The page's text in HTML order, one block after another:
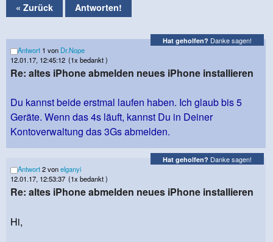
« Zurück Antworten!
Hat geholfen? Danke sagen!
Antwort 1 von Dr.Nope
12.01.17, 12:45:12 (1x bedankt )
Re: altes iPhone abmelden neues iPhone installieren
Du kannst beide erstmal laufen haben. Ich glaub bis 5
Geräte. Wenn das 4s läuft, kannst Du in Deiner
Kontoverwaltung das 3Gs abmelden.
Hat geholfen? Danke sagen!
Antwort2 vonelganyi
12.01.17, 12:53:37 (1x bedankt )
Re: altes iPhone abmelden neues iPhone installieren
Hi,